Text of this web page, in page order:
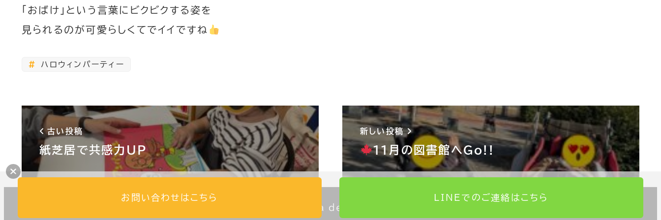
「おばけ」という言葉にビクビクする姿を
見られるのが可愛らしくてでイイですね
ハロウィンパーティー
古い投稿
紙芝居で共感力UP
新しい投稿
11月の図書館へGo!!
ida design
お問い合わせはこちら LINEでのご連絡はこちら